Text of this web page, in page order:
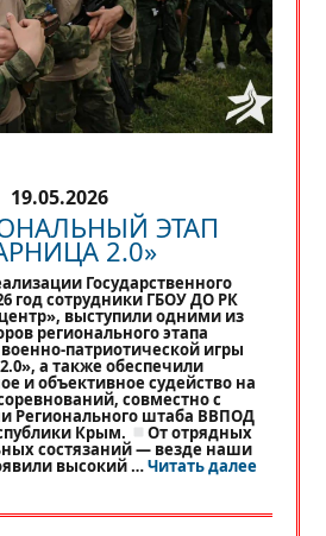
19.05.2026
ЭТАП
2.0»
Государственного
год сотрудники ГБОУ ДО РК
выступили одними из
регионального этапа
патриотической игры
а также обеспечили
и объективное судейство на
совместно с
Регионального штаба ВВПОД
Крым. От отрядных
состязаний — везде наши
высокий …Читать далее«